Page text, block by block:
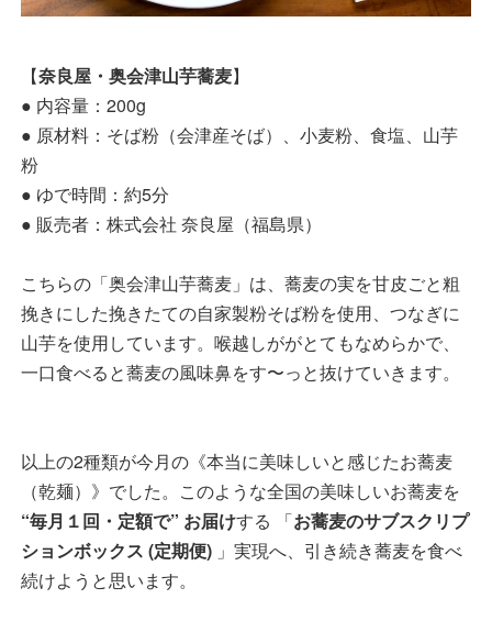
【奈良屋・奥会津山芋蕎麦】
● 内容量：200g
● 原材料：そば粉（会津産そば）、小麦粉、食塩、山芋
粉
● ゆで時間：約5分
● 販売者：株式会社 奈良屋（福島県）
こちらの「奥会津山芋蕎麦」は、蕎麦の実を甘皮ごと粗
挽きにした挽きたての自家製粉そば粉を使用、つなぎに
山芋を使用しています。喉越しががとてもなめらかで、
一口食べると蕎麦の風味鼻をす〜っと抜けていきます。
以上の2種類が今月の《本当に美味しいと感じたお蕎麦
（乾麺）》でした。このような全国の美味しいお蕎麦を
“毎月１回・定額で” お届けする 「お蕎麦のサブスクリプ
ションボックス (定期便) 」実現へ、引き続き蕎麦を食べ
続けようと思います。